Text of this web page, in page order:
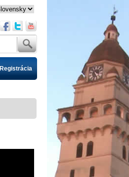
Registrácia